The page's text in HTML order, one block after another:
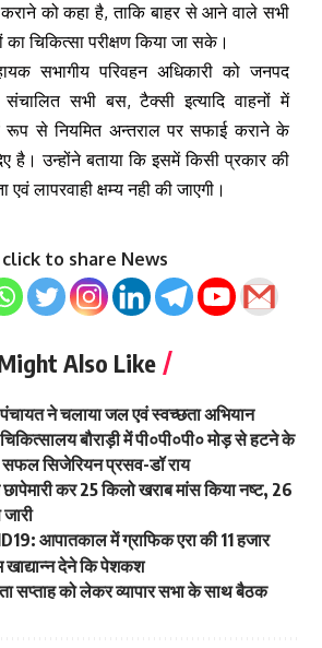
को कहा है, ताकि बाहर से आने वाले सभी
का चिकित्सा परीक्षण किया जा सके।
सभागीय परिवहन अधिकारी को जनपद
संचालित सभी बस, टैक्सी इत्यादि वाहनों में
रूप से नियमित अन्तराल पर सफाई कराने के
है। उन्होंने बताया कि इसमें किसी प्रकार की
एवं लापरवाही क्षम्य नही की जाएगी।
to share News
Also Like
ने चलाया जल एवं स्वच्छता अभियान
बौराड़ी में पी०पी०पी० मोड़ से हटने के
सफल सिजेरियन प्रसव-डॉ राय
छापेमारी कर 25 किलो खराब मांस किया नष्ट, 26
आपातकाल में ग्राफिक एरा की 11 हजार
खाद्यान्न देने कि पेशकश
सप्ताह को लेकर व्यापार सभा के साथ बैठक